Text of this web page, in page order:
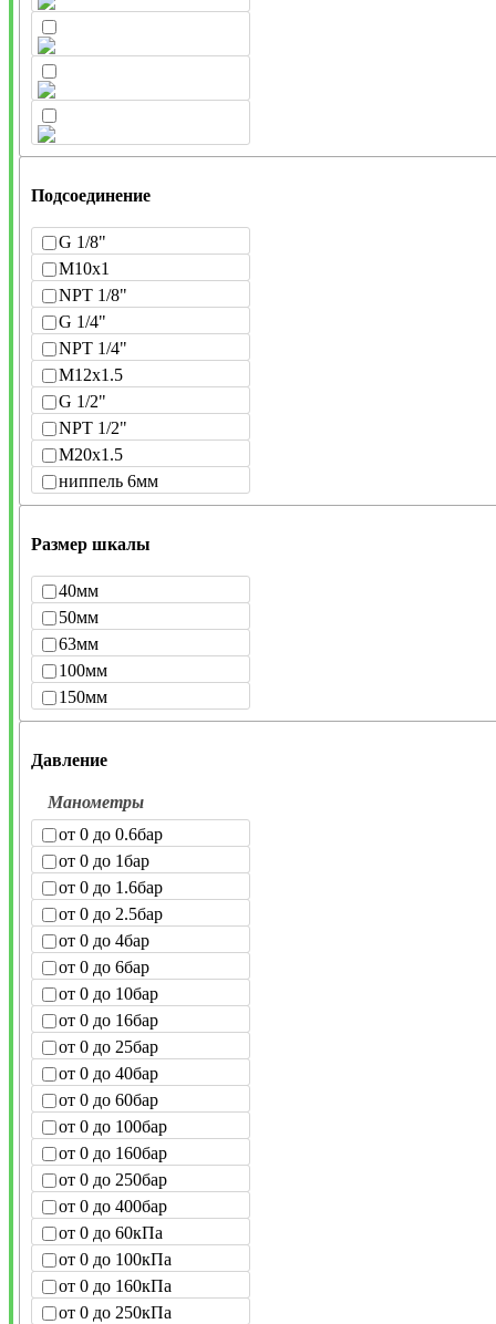
Подсоединение
G 1/8"
M10x1
NPT 1/8"
G 1/4"
NPT 1/4"
M12x1.5
G 1/2"
NPT 1/2"
M20x1.5
ниппель 6мм
Размер шкалы
40мм
50мм
63мм
100мм
150мм
Давление
Манометры
от 0 до 0.6бар
от 0 до 1бар
от 0 до 1.6бар
от 0 до 2.5бар
от 0 до 4бар
от 0 до 6бар
от 0 до 10бар
от 0 до 16бар
от 0 до 25бар
от 0 до 40бар
от 0 до 60бар
от 0 до 100бар
от 0 до 160бар
от 0 до 250бар
от 0 до 400бар
от 0 до 60кПа
от 0 до 100кПа
от 0 до 160кПа
от 0 до 250кПа